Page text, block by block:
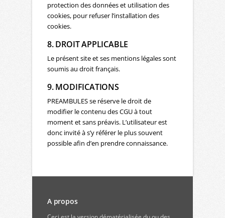
protection des données et utilisation des
cookies, pour refuser l’installation des
cookies.
8. DROIT APPLICABLE
Le présent site et ses mentions légales sont
soumis au droit français.
9. MODIFICATIONS
PREAMBULES se réserve le droit de
modifier le contenu des CGU à tout
moment et sans préavis. L’utilisateur est
donc invité à s’y référer le plus souvent
possible afin d’en prendre connaissance.
A propos